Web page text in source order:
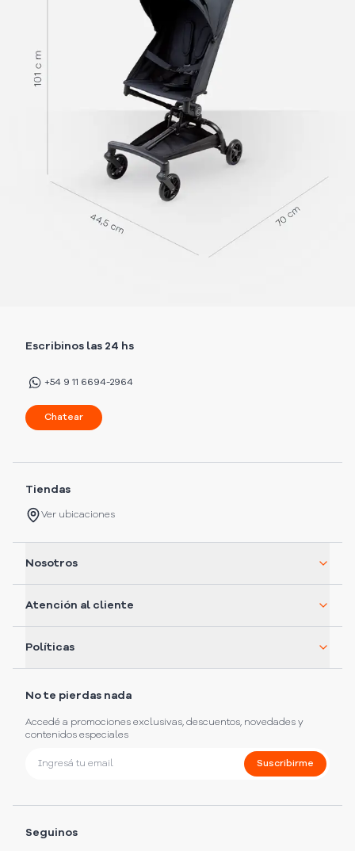
Escribinos las 24 hs
+54 9 11 6694-2964
Chatear
Tiendas
Ver ubicaciones
Nosotros
Atención al cliente
Políticas
No te pierdas nada
Accedé a promociones exclusivas, descuentos, novedades y
contenidos especiales
Suscribirme
Seguinos